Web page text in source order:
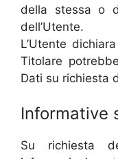
della stessa o
dell’Utente.
L’Utente
Titolare
Dati su richiesta
Informative
Su richiesta